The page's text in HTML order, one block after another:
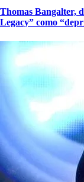
Thomas Bangalter,
Legacy” como